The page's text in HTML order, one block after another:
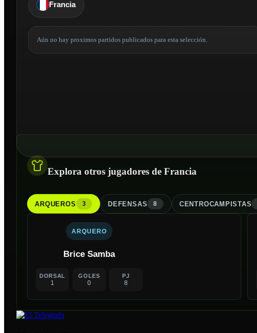
Francia
Aún no hay proximos partidos publicados para esta selección.
Explora otros jugadores de Francia
ARQUEROS 3 DEFENSAS 8 CENTROCAMPISTAS
ARQUERO
Brice Samba
DORSAL
1
GOLES
0
PJ
8